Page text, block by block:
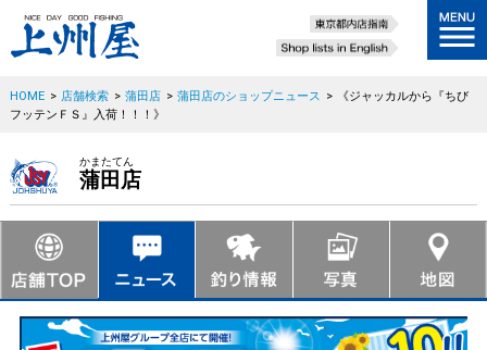
HOME > 店舗検索 > 蒲田店 > 蒲田店のショップニュース >
《ジャッカルから『ちび
フッテンＦＳ』入荷！！！》
かまたてん
蒲田店